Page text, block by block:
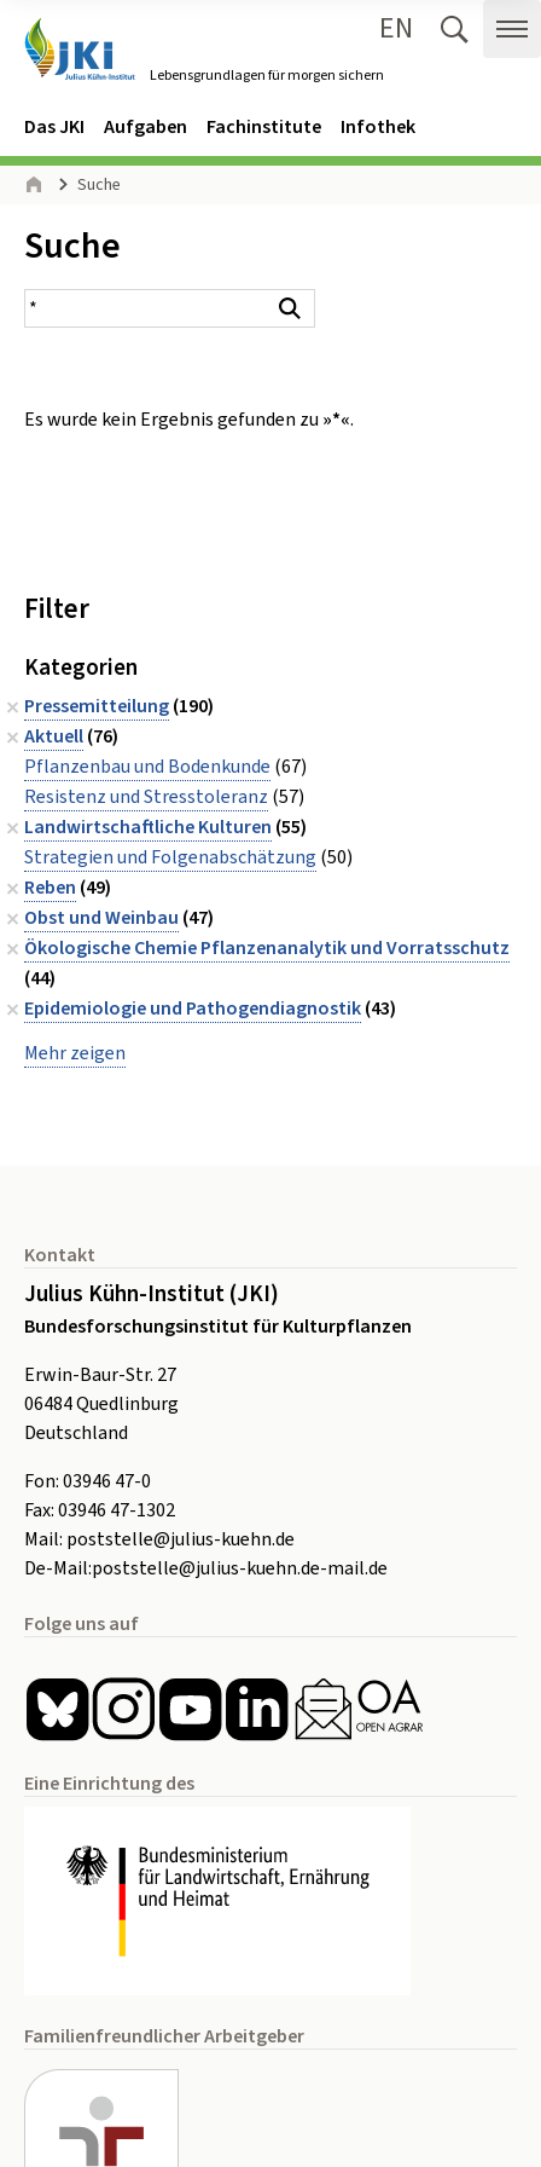
Lebensgrundlagen für morgen sichern
EN
Navigation
Hauptmenü
Das JKI Aufgaben Fachinstitute Infothek
Seitenpfad
Suche
Inhalt:
Suche
Suchergebnis
Es wurde kein Ergebnis gefunden zu »*«.
Filter
Kategorien
Pressemitteilung(190)
Aktuell(76)
Pflanzenbau und Bodenkunde (67)
Resistenz und Stresstoleranz (57)
Landwirtschaftliche Kulturen (55)
Strategien und Folgenabschätzung (50)
Reben (49)
Obst und Weinbau (47)
Ökologische Chemie Pflanzenanalytik und Vorratsschutz
(44)
Epidemiologie und Pathogendiagnostik(43)
Mehr zeigen
Kontakt
Julius Kühn-Institut (JKI)
Bundesforschungsinstitut für Kulturpflanzen
Erwin-Baur-Str. 27
06484Quedlinburg
Deutschland
Fon:03946 47-0
Fax:03946 47-1302
Mail: poststelle@julius-kuehn.de
De-Mail:poststelle@julius-kuehn.de-mail.de
Folge uns auf
Eine Einrichtung des
Familienfreundlicher Arbeitgeber